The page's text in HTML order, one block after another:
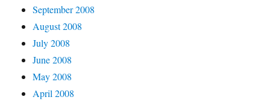
September 2008
August 2008
July 2008
June 2008
May 2008
April 2008